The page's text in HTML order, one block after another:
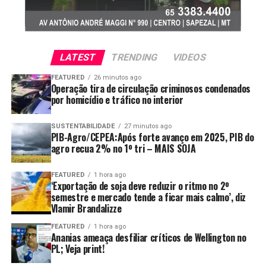
unidade de armazenagem e, ao longo de quatro anos,
ampliou as responsabilidades dentro da fazenda.“Hoje
caminhão, opera pá carregadeira e já resolve um monte
equipe”.
Para Edina, oportunidades existem para quem deseja
seguir carreira no agro.“A pessoa que tem interesse, que
gosta disso, tem muita oportunidade. Esse problema é
geral. Todo produtor tem essa necessidade e falta
avanço dos trabalhos passa a depender também das
condições climáticas previstas para os próximos dias.
Estadão Conteúdo
O postColheita da 2ª safra de milho em MS atinge 37,3%
da áreaapareceu primeiro emCanal Rural.
LATEST TRENDING VIDEOS
FEATURED 26 minutos ago
Operação tira de circulação criminosos condenados
por homicídio e tráfico no interior
SUSTENTABILIDADE 27 minutos ago
PIB-Agro/CEPEA:Após forte avanço em 2025, PIB do
agro recua 2% no 1º tri – MAIS SOJA
FEATURED 1 hora ago
‘Exportação de soja deve reduzir o ritmo no 2º
semestre e mercado tende a ficar mais calmo’, diz
Vlamir Brandalizze
FEATURED 1 hora ago
Ananias ameaça desfiliar críticos de Wellington no
PL; Veja print!